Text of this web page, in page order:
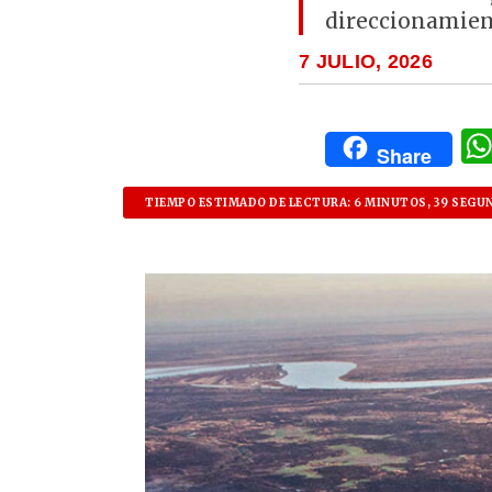
7 JULIO, 2026
Share
TIEMPO ESTIMADO DE LECTURA: 6 MINUTOS, 39